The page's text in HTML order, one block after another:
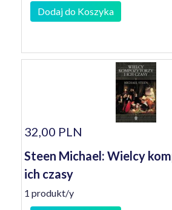
Dodaj do Koszyka
32,00 PLN
Steen Michael: Wielcy
ich czasy
1 produkt/y